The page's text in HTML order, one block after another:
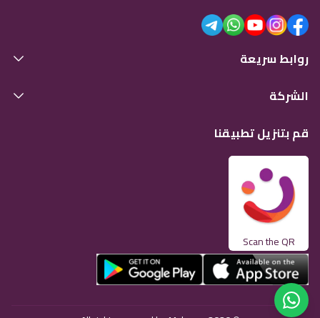
روابط سريعة
الشركة
قم بتنزيل تطبيقنا
Scan the QR